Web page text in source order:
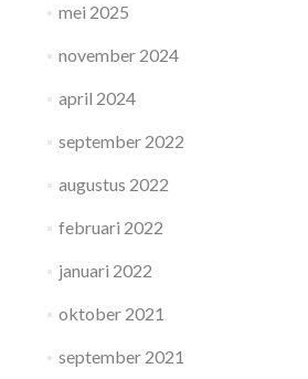
mei 2025
november 2024
april 2024
september 2022
augustus 2022
februari 2022
januari 2022
oktober 2021
september 2021